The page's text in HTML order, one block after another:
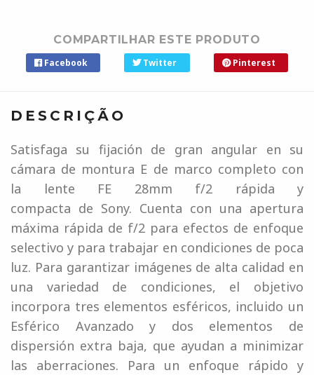
COMPARTILHAR ESTE PRODUTO
Facebook Twitter Pinterest
DESCRIÇÃO
Satisfaga su fijación de gran angular en su
cámara de montura E de marco completo con
la lente FE 28mm f/2 rápida y
compacta de Sony. Cuenta con una apertura
máxima rápida de f/2 para efectos de enfoque
selectivo y para trabajar en condiciones de poca
luz. Para garantizar imágenes de alta calidad en
una variedad de condiciones, el objetivo
incorpora tres elementos esféricos, incluido un
Esférico Avanzado y dos elementos de
dispersión extra baja, que ayudan a minimizar
las aberraciones. Para un enfoque rápido y